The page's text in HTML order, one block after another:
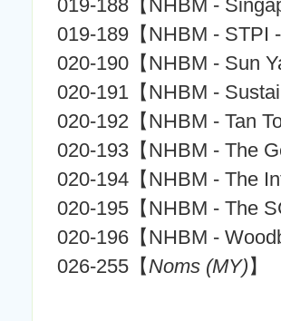
019-188【NHBM -
019-189【NHBM - STPI
020-190【NHBM - Sun
020-191【NHBM -
020-192【NHBM - Tan
020-193【NHBM - The
020-194【NHBM - The
020-195【NHBM - The
020-196【NHBM -
026-255【Noms (MY)】